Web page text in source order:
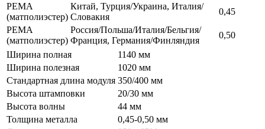
РЕМА
(матполиэстер)
Китай, Турция/Украина, Италия/
Словакия
0,45
РЕМА
(матполиэстер)
Россия/Польша/Италия/Бельгия/
Франция, Германия/Финляндия
0,50
Ширина полная
1140 мм
Ширина полезная
1020 мм
Стандартная длина модуля 350/400 мм
Высота штамповки
20/30 мм
Высота волны
44 мм
Толщина металла
0,45-0,50 мм